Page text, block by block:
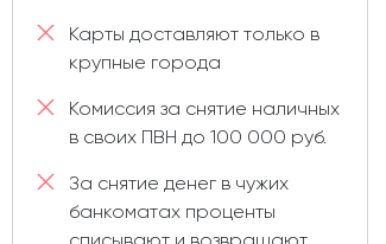
Карты доставляют только в
крупные города
Комиссия за снятие наличных
в своих ПВН до 100 000 руб.
За снятие денег в чужих
банкоматах проценты
списывают и возвращают